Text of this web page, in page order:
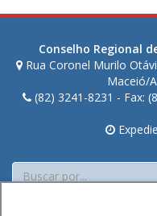
e
e
s
e
e
M
n
e
s
l
a
n
e
e
n
n
C
a
a
n
Conselho Regional
Rua Coronel Murilo
Maceió/
(82) 3241-8231 - Fax:
Buscar